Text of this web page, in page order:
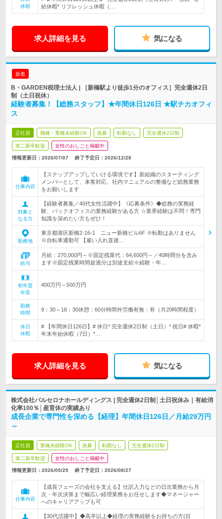
休暇
給休暇* リフレッシュ休暇（…
求人詳細を見る 気になる
新着
B・GARDEN税理士法人 | ［新橋駅より徒歩1分のオフィス］完全週休2日
制（土日祝休）
経験者募集！【総務スタッフ】★年間休日126日 ★駅チカオフィ
ス
正社員 職種・業種未経験OK 急募 転勤なし 完全週休2日制
第二新卒歓迎 女性のおしごと掲載中
情報更新日：2026/07/07 終了予定日： 2026/12/28
仕事内容
【ステップアップしていける環境です】新組織のスターティング
メンバ―として、来客対応、社内マニュアルの整備など総務業務
をお願いします
対象と
なる方
【経験者募集／40代女性活躍中】《応募条件》◆総務の実務経
験、バックオフィスの業務経験がある方 ☆業界経験は不問！専門
知識を深めたい方もぜひ！
勤務地
東京都港区新橋2-16-1 ニュー新橋ビル6F ※転勤はありません
※自転車通勤可 【雇い入れ直後…
給与
月給：270,000円～※固定残業代：64,600円～／40時間分を含み
ます※固定残業時間超過分は別途支給※経験・年…
初年度
年収
400万円～500万円
勤務
時間
9：30～18：30休憩：60分時間外労働有無：有（月20時間程度）
休日
休暇
# 【年間休日126日】# 休日* 完全週休2日制（土日）* 祝日# 休暇*
年末年始休暇（7日）*…
求人詳細を見る 気になる
株式会社バルセロナホールディングス | 完全週休2日制│土日祝休み｜有給消
化率100％│産育休の実績あり
成長企業で専門性を深める【経理】年間休日126日／月給29万円
～
正社員 業種未経験OK 急募 転勤なし 完全週休2日制
第二新卒歓迎 女性のおしごと掲載中
情報更新日：2026/05/29 終了予定日： 2026/08/27
仕事内容
【成長フェーズの会社を支える】仕訳入力などの日次業務から月
次・年次決算まで幅広い経理業務をお任せします◆マネージャー
へのキャリアアップも可
【30代活躍中】◆高卒以上◆経理の実務経験をお持ちの方(目